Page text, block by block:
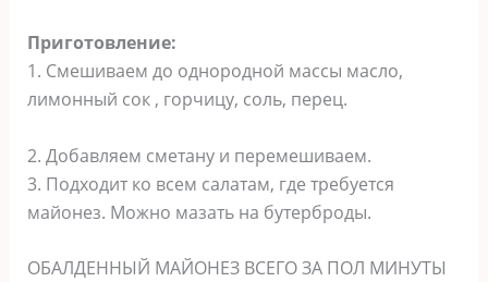
Приготовление:
1. Смешиваем до однородной массы масло,
лимонный сок , горчицу, соль, перец.
2. Добавляем сметану и перемешиваем.
3. Подходит ко всем салатам, где требуется
майонез. Можно мазать на бутерброды.
ОБАЛДЕННЫЙ МАЙОНЕЗ BCEГО ЗА ПОЛ МИНУТЫ